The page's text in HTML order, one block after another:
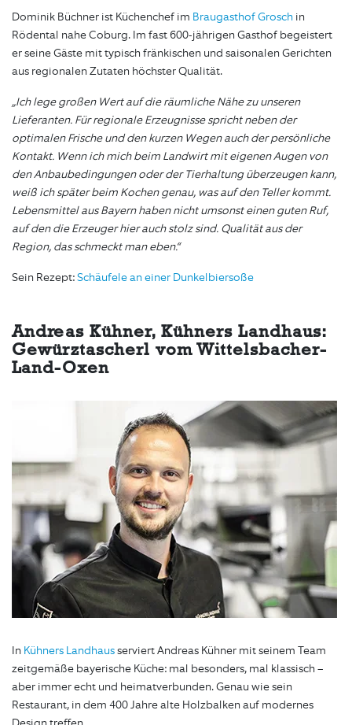
Dominik Büchner ist Küchenchef im Braugasthof Grosch in
Rödental nahe Coburg. Im fast 600-jährigen Gasthof begeistert
er seine Gäste mit typisch fränkischen und saisonalen Gerichten
aus regionalen Zutaten höchster Qualität.
„Ich lege großen Wert auf die räumliche Nähe zu unseren
Lieferanten. Für regionale Erzeugnisse spricht neben der
optimalen Frische und den kurzen Wegen auch der persönliche
Kontakt. Wenn ich mich beim Landwirt mit eigenen Augen von
den Anbaubedingungen oder der Tierhaltung überzeugen kann,
weiß ich später beim Kochen genau, was auf den Teller kommt.
Lebensmittel aus Bayern haben nicht umsonst einen guten Ruf,
auf den die Erzeuger hier auch stolz sind. Qualität aus der
Region, das schmeckt man eben.“
Sein Rezept:Schäufele an einer Dunkelbiersoße
Andreas Kühner, Kühners Landhaus:
Gewürztascherl vom Wittelsbacher-
Land-Oxen
In Kühners Landhausserviert Andreas Kühner mit seinem Team
zeitgemäße bayerische Küche: mal besonders, mal klassisch –
aber immer echt und heimatverbunden. Genau wie sein
Restaurant, in dem 400 Jahre alte Holzbalken auf modernes